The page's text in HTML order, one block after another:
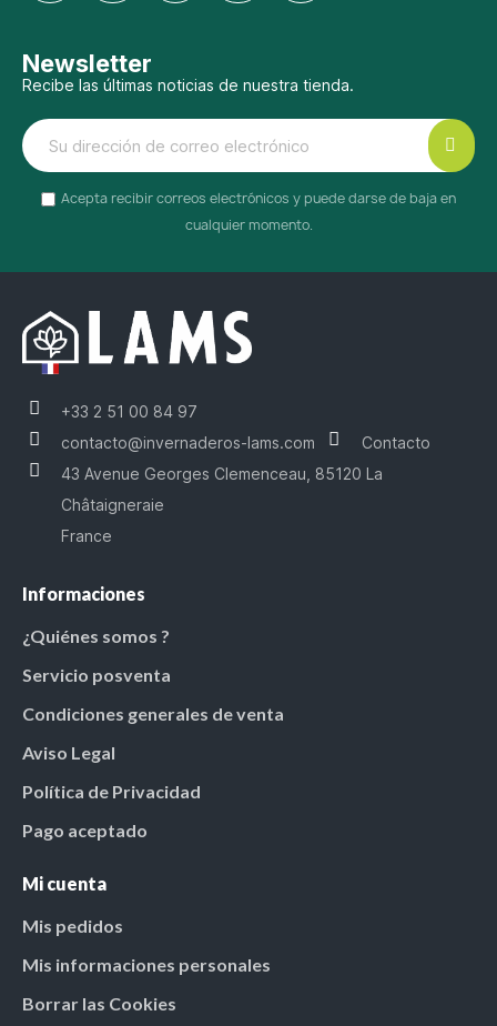
Newsletter
Recibe las últimas noticias de nuestra tienda.
Acepta recibir correos electrónicos y puede darse de baja en
cualquier momento.
+33 2 51 00 84 97
contacto@invernaderos-lams.com
Contacto
43 Avenue Georges Clemenceau, 85120 La
Châtaigneraie
France
Informaciones
¿Quiénes somos ?
Servicio posventa
Condiciones generales de venta
Aviso Legal
Política de Privacidad
Pago aceptado
Mi cuenta
Mis pedidos
Mis informaciones personales
Borrar las Cookies